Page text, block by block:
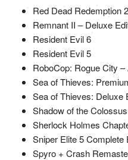
Red Dead Redemption
Remnant II – Deluxe
Resident Evil 6
Resident Evil 5
RoboCop: Rogue City
Sea of Thieves:
Sea of Thieves: Deluxe
Shadow of the Colossus
Sherlock Holmes
Sniper Elite 5 Complete
Spyro + Crash